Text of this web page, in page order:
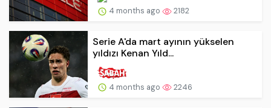
4 months ago 2182
Serie A'da mart ayının yükselen
yıldızı Kenan Yıld...
4 months ago 2246